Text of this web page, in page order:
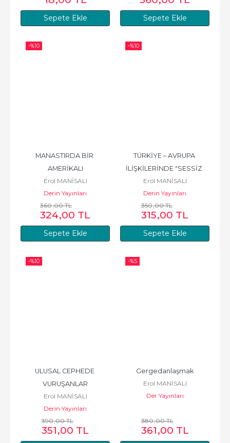
Sepete Ekle Sepete Ekle
-%10
Sepete Ekle
MANASTIRDA BİR
AMERİKALI
Erol MANİSALI
Derin Yayınları
360,00TL
324,00 TL
-%10
Sepete Ekle
TÜRKİYE – AVRUPA
İLİŞKİLERİNDE "SESSİZ
DARBE"
Erol MANİSALI
Derin Yayınları
350,00TL
315,00 TL
-%10
ULUSAL CEPHEDE
VURUŞANLAR
Erol MANİSALI
Derin Yayınları
390,00TL
351,00 TL
-%5
Gergedanlaşmak
Erol MANİSALI
Der Yayınları
380,00TL
361,00 TL